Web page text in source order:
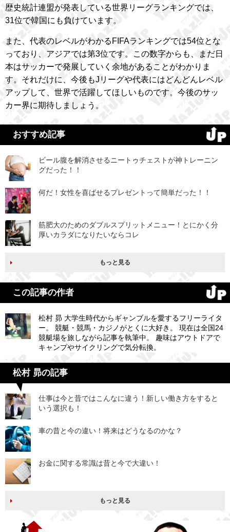
歴史統計連盟が発表している世界リーグランキングでは、
31位で韓国にも負けています。
また、代表のレベルがわかるFIFAランキングでは54位とな
っており、アジアでは第3位です。この数字からも、まだ日
本はサッカーで発展していく余地があることがわかりま
す。それだけに、今後もJリーグや代表にはどんどんレベル
アップして、世界で活躍してほしいものです。今後のサッ
カー界に期待しましょう。
おすすめ記事
ビール腹を解消させるニートゥチェストが神トレーニン
グだった！！
何だ！女性を喜ばせるプレゼントって簡単だった！！
筋肥大のためのダブルスプリットメニュー！とにかく分
厚いカラダになりたいならコレ
もっと見る
この記事の作者
松村 昴 大学生時代からギャンブルを愛するフリーライタ
ー。 競艇・競馬・カジノがとくに大好き。 現在は全国24
競艇場を旅しながら記事を執筆中。 趣味はアウトドアで
キャンプやサイクリングで気分転換。
松村 昴の記事
仕事は今と昔ではこんなに違う！新しい働き方をすると
いう選択も！
車の昔と今の違い！将来はどうなるのかな？
お金に関する常識は昔と今で大違い！
もっと見る